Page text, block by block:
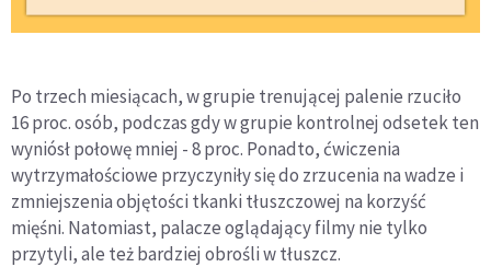
Po trzech miesiącach, w grupie trenującej palenie rzuciło
16 proc. osób, podczas gdy w grupie kontrolnej odsetek ten
wyniósł połowę mniej - 8 proc. Ponadto, ćwiczenia
wytrzymałościowe przyczyniły się do zrzucenia na wadze i
zmniejszenia objętości tkanki tłuszczowej na korzyść
mięśni. Natomiast, palacze oglądający filmy nie tylko
przytyli, ale też bardziej obrośli w tłuszcz.